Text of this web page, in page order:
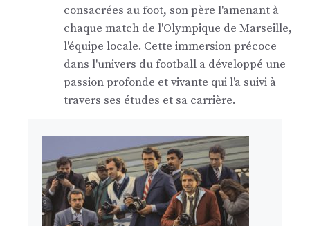
consacrées au foot, son père l'amenant à
chaque match de l'Olympique de Marseille,
l'équipe locale. Cette immersion précoce
dans l'univers du football a développé une
passion profonde et vivante qui l'a suivi à
travers ses études et sa carrière.